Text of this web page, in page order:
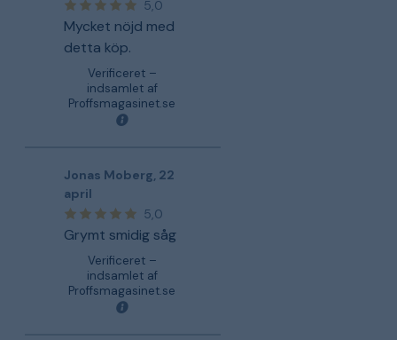
5,0
Mycket nöjd med
detta köp.
Verificeret –
indsamlet af
Proffsmagasinet.se
Jonas Moberg 22
april
5,0
Grymt smidig såg
Verificeret –
indsamlet af
Proffsmagasinet.se